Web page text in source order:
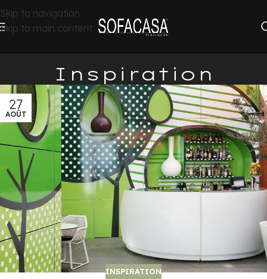
Skip to navigation
Skip to main content
Inspiration
27
AOÛT
INSPIRATION